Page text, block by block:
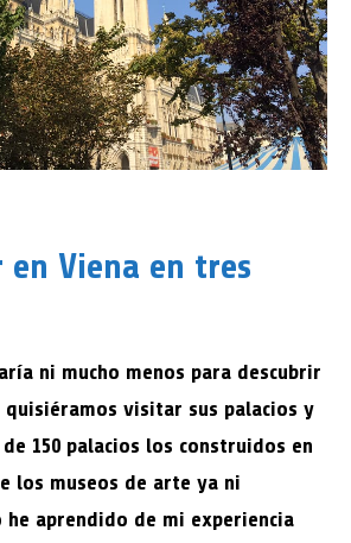
Viena en tres
ni mucho menos para descubrir
visitar sus palacios y
de 150 palacios los construidos en
los museos de arte ya ni
he aprendido de mi experiencia